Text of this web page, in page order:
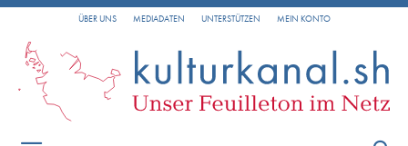
ÜBER UNS MEDIADATEN UNTERSTÜTZEN MEIN KONTO